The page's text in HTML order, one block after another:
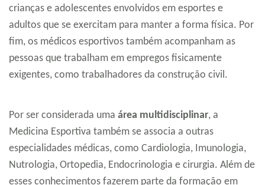
crianças e adolescentes envolvidos em esportes e
adultos que se exercitam para manter a forma física. Por
fim, os médicos esportivos também acompanham as
pessoas que trabalham em empregos fisicamente
exigentes, como trabalhadores da construção civil.
Por ser considerada uma área multidisciplinar, a
Medicina Esportiva também se associa a outras
especialidades médicas, como Cardiologia, Imunologia,
Nutrologia, Ortopedia, Endocrinologia e cirurgia. Além de
esses conhecimentos fazerem parte da formação em